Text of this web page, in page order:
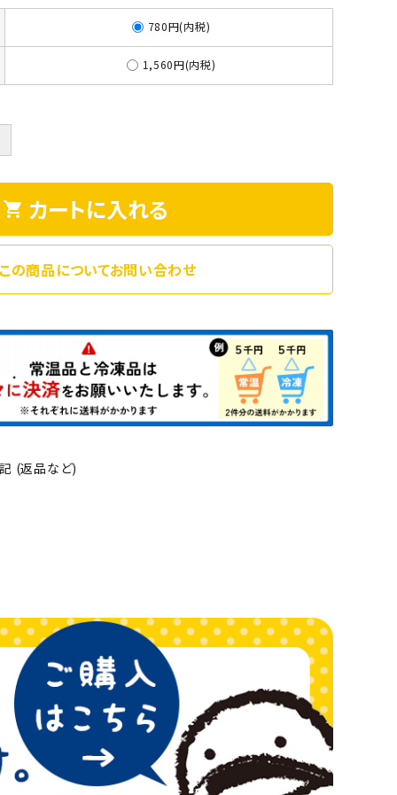
780円(内税)
1,560円(内税)
shopping_cart カートに入れる
この商品についてお問い合わせ
(返品など)